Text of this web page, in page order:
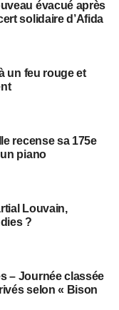
évacué après
solidaire d’Afida
un feu rouge et
recense sa 175e
piano
Louvain,
?
– Journée classée
selon « Bison